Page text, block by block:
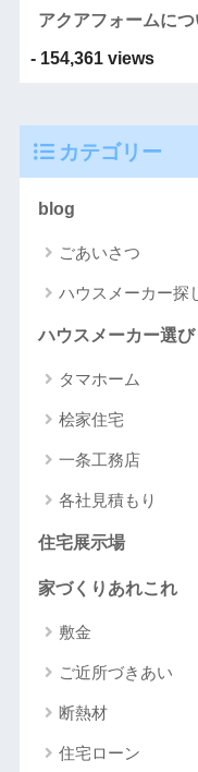
アクアフォームに
- 154,361 views
カテゴリー
blog
ごあいさつ
ハウスメーカー探
ハウスメーカー選び
タマホーム
桧家住宅
一条工務店
各社見積もり
住宅展示場
家づくりあれこれ
敷金
ご近所づきあい
断熱材
住宅ローン